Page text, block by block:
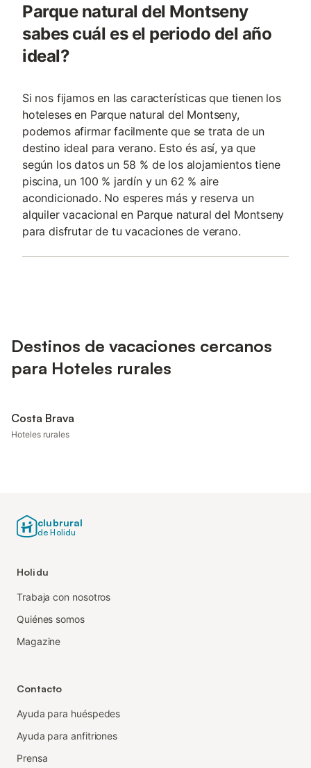
Parque natural del Montseny
sabes cuál es el periodo del año
ideal?
Si nos fijamos en las características que tienen los
hoteleses en Parque natural del Montseny,
podemos afirmar facilmente que se trata de un
destino ideal para verano. Esto és así, ya que
según los datos un 58 % de los alojamientos tiene
piscina, un 100 % jardín y un 62 % aire
acondicionado. No esperes más y reserva un
alquiler vacacional en Parque natural del Montseny
para disfrutar de tu vacaciones de verano.
Destinos de vacaciones cercanos
para Hoteles rurales
Costa Brava
Hoteles rurales
clubrural
de Holidu
Holidu
Trabaja con nosotros
Quiénes somos
Magazine
Contacto
Ayuda para huéspedes
Ayuda para anfitriones
Prensa